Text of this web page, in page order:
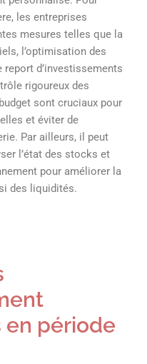
les entreprises
mesures telles que la
l’optimisation des
d’investissements
rigoureux des
sont cruciaux pour
et éviter de
Par ailleurs, il peut
l’état des stocks et
pour améliorer la
des liquidités.
période